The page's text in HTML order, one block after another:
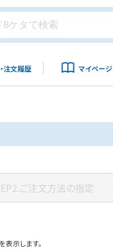
注文履歴 マイページ
ご注文方法の指定
示します。